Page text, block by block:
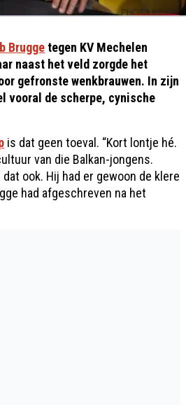
Bruggetegen KV Mechelen
naast het veld zorgde het
gefronste wenkbrauwen. In zijn
vooral de scherpe, cynische
is dat geen toeval. “Kort lontje hé.
van die Balkan-jongens.
ook. Hij had er gewoon de klere
had afgeschreven na het